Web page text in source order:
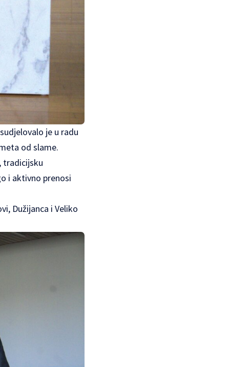
je u radu
od slame.
tradicijsku
i aktivno prenosi
Dužijanca i Veliko